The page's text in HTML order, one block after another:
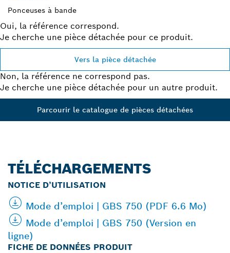
Ponceuses à bande
Oui, la référence correspond.
Je cherche une pièce détachée pour ce produit.
Vers la pièce détachée
Non, la référence ne correspond pas.
Je cherche une pièce détachée pour un autre produit.
Parcourir le catalogue de pièces détachées
TÉLÉCHARGEMENTS
NOTICE D’UTILISATION
Mode d’emploi | GBS 750 (PDF 6.6 Mo)
Mode d’emploi | GBS 750 (Version en
ligne)
FICHE DE DONNÉES PRODUIT